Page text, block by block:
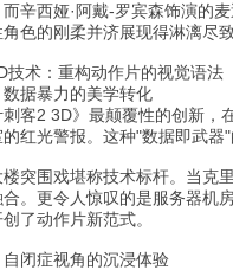
而辛西娅·阿戴-罗宾森饰演的
色的刚柔并济展现得淋漓尽致
技术：重构动作片的视觉语法
数据暴力的美学转化
刺客2 3D》最颠覆性的创新
红光警报。这种"数据即武器
突围戏堪称技术标杆。当克
合。更令人惊叹的是服务器机
了动作片新范式。
自闭症视角的沉浸体验